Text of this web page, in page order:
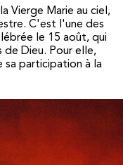
Vierge Marie au ciel,
C'est l'une des
le 15 août, qui
de Dieu. Pour elle,
participation à la